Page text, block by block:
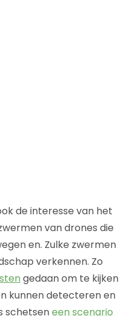
de interesse van het
van drones die
en. Zulke zwermen
verkennen. Zo
gedaan om te kijken
kunnen detecteren en
schetseneen scenario